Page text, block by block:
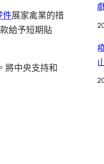
件展家禽業的措
給予短期貼
將中央支持和